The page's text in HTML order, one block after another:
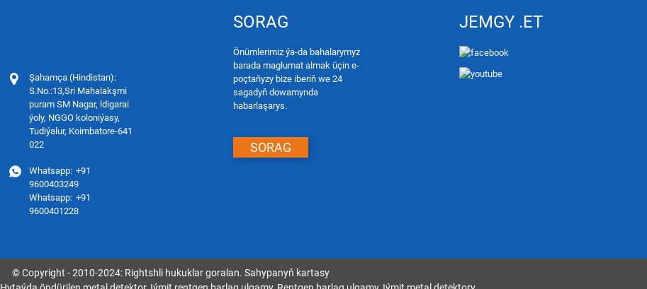
Şahamça (Hindistan):
S.No.:13,Sri Mahalakşmi
puram SM Nagar, ldigarai
ýoly, NGGO koloniýasy,
Tudiýalur, Koimbatore-641
022
Whatsapp: +91
9600403249
Whatsapp: +91
9600401228
SORAG
Önümlerimiz ýa-da bahalarymyz
barada maglumat almak üçin e-
poçtaňyzy bize iberiň we 24
sagadyň dowamynda
habarlaşarys.
SORAG
JEMGY .ET
© Copyright - 2010-2024: Rightshli hukuklar goralan. Sahypanyň kartasy